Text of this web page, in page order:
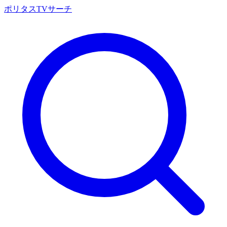
ポリタスTVサーチ